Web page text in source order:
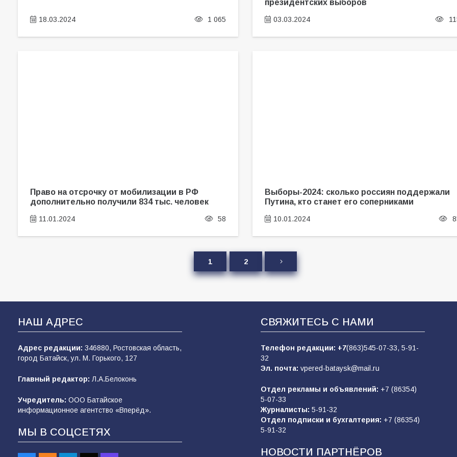
18.03.2024 1 065
президентских выборов
03.03.2024
Право на отсрочку от мобилизации в РФ
дополнительно получили 834 тыс. человек
11.01.2024 58
Выборы-2024: сколько россиян поддержали
Путина, кто станет его соперниками
10.01.2024
1 2
НАШ АДРЕС
Адрес редакции: 346880, Ростовская область,
город Батайск, ул. М. Горького, 127
Главный редактор: Л.А.Белоконь
Учредитель: ООО Батайское
информационное агентство «Вперёд».
МЫ В СОЦСЕТЯХ
СВЯЖИТЕСЬ С НАМИ
Телефон редакции: +7(863)545-07-33, 5-91-
32
Эл. почта: vpered-bataysk@mail.ru
Отдел рекламы и объявлений: +7 (86354)
5-07-33
Журналисты: 5-91-32
Отдел подписки и бухгалтерия: +7 (86354)
5-91-32
НОВОСТИ ПАРТНЁРОВ